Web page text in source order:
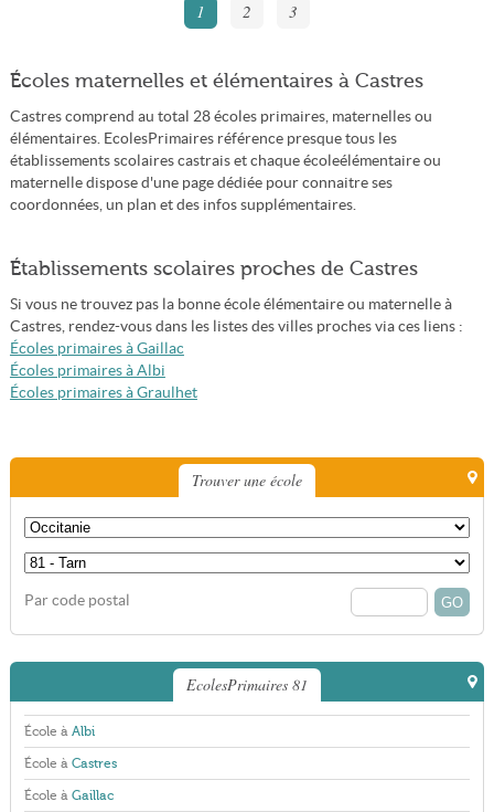
1 2 3
Écoles maternelles et élémentaires à Castres
Castres comprend au total 28 écoles primaires, maternelles ou
élémentaires. EcolesPrimaires référence presque tous les
établissements scolaires castrais et chaque écoleélémentaire ou
maternelle dispose d'une page dédiée pour connaitre ses
coordonnées, un plan et des infos supplémentaires.
Établissements scolaires proches de Castres
Si vous ne trouvez pas la bonne école élémentaire ou maternelle à
Castres, rendez-vous dans les listes des villes proches via ces liens :
Écoles primaires à Gaillac
Écoles primaires à Albi
Écoles primaires à Graulhet
Trouver une école
Par code postal
EcolesPrimaires 81
École à Albi
École à Castres
École à Gaillac